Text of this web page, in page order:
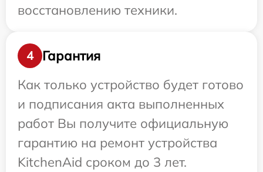
восстановлению техники.
4
Гарантия
Как только устройство будет готово
и подписания акта выполненных
работ Вы получите официальную
гарантию на ремонт устройства
KitchenAid сроком до 3 лет.